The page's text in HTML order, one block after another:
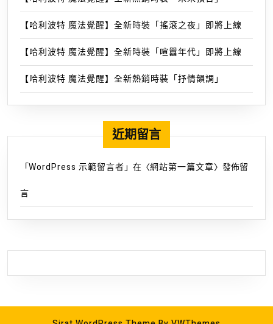
式
開
放
事
前
登
錄
粉
絲
團
互
場
白
光
即
【哈利波特 魔法覺醒】全新時裝「搖滾之夜」即將上線
【哈利波特 魔法覺醒】全新時裝「喧囂年代」即將上線
【哈利波特 魔法覺醒】全新熱銷時裝「抒情韻調」
近期留言
「WordPress 示範留言者」在〈網站第一篇文章〉發佈留
言